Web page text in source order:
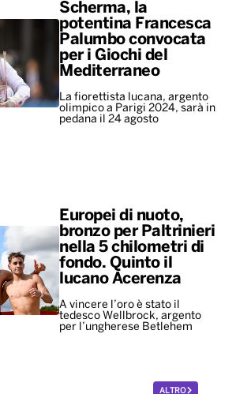
Scherma, la
potentina Francesca
Palumbo convocata
per i Giochi del
Mediterraneo
La fiorettista lucana, argento
olimpico a Parigi 2024, sarà in
pedana il 24 agosto
Europei di nuoto,
bronzo per Paltrinieri
nella 5 chilometri di
fondo. Quinto il
lucano Acerenza
A vincere l’oro è stato il
tedesco Wellbrock, argento
per l’ungherese Betlehem
ALTRO